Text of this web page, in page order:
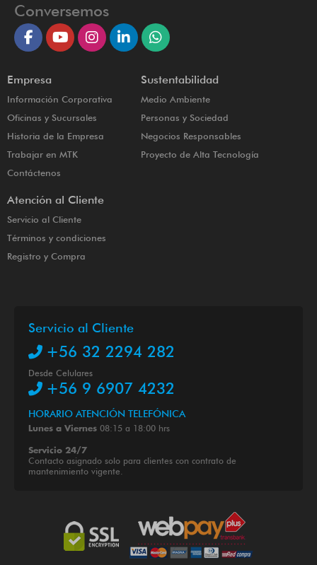
Conversemos
Empresa
Información Corporativa
Oficinas y Sucursales
Historia de la Empresa
Trabajar en MTK
Contáctenos
Sustentabilidad
Medio Ambiente
Personas y Sociedad
Negocios Responsables
Proyecto de Alta Tecnología
Atención al Cliente
Servicio al Cliente
Términos y condiciones
Registro y Compra
Servicio al Cliente
+56 32 2294 282
Desde Celulares
+56 9 6907 4232
HORARIO ATENCIÓN TELEFÓNICA
Lunes a Viernes 08:15 a 18:00 hrs
Servicio 24/7
Contacto asignado solo para clientes con contrato de
mantenimiento vigente.